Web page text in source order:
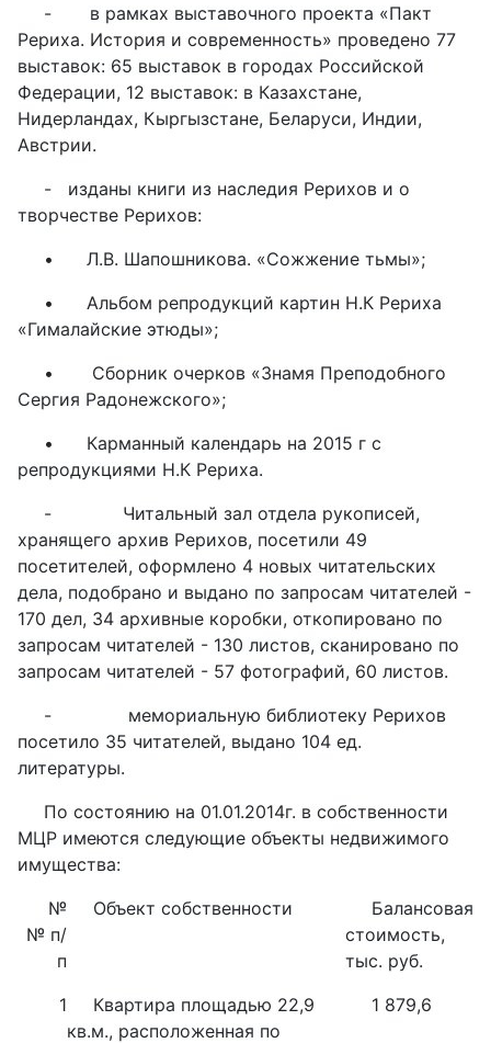
- в рамках выставочного проекта «Пакт
Рериха. История и современность» проведено 77
выставок: 65 выставок в городах Российской
Федерации, 12 выставок: в Казахстане,
Нидерландах, Кыргызстане, Беларуси, Индии,
Австрии.
- изданы книги из наследия Рерихов и о
творчестве Рерихов:
• Л.В. Шапошникова. «Сожжение тьмы»;
• Альбом репродукций картин Н.К Рериха
«Гималайские этюды»;
• Сборник очерков «Знамя Преподобного
Сергия Радонежского»;
• Карманный календарь на 2015 г с
репродукциями Н.К Рериха.
- Читальный зал отдела рукописей,
хранящего архив Рерихов, посетили 49
посетителей, оформлено 4 новых читательских
дела, подобрано и выдано по запросам читателей -
170 дел, 34 архивные коробки, откопировано по
запросам читателей - 130 листов, сканировано по
запросам читателей - 57 фотографий, 60 листов.
- мемориальную библиотеку Рерихов
посетило 35 читателей, выдано 104 ед.
литературы.
По состоянию на 01.01.2014г. в собственности
МЦР имеются следующие объекты недвижимого
имущества:
№
№ п/
п
Объект собственности
Балансовая
стоимость,
тыс. руб.
1
Квартира площадью 22,9
кв.м., расположенная по
1 879,6